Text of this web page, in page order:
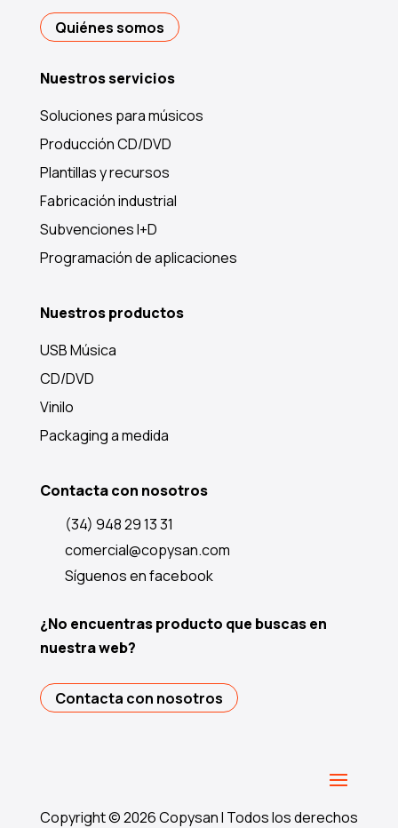
Quiénes somos
Nuestros servicios
Soluciones para músicos
Producción CD/DVD
Plantillas y recursos
Fabricación industrial
Subvenciones I+D
Programación de aplicaciones
Nuestros productos
USB Música
CD/DVD
Vinilo
Packaging a medida
Contacta con nosotros
(34) 948 29 13 31
comercial@copysan.com
Síguenos en facebook
¿No encuentras producto que buscas en
nuestra web?
Contacta con nosotros
Copyright © 2026 Copysan I Todos los derechos